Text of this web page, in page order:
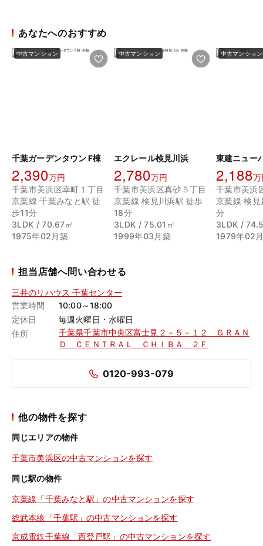
あなたへのおすすめ
中古マンション
千葉ガーデンタウン F棟
2,390万円
千葉市美浜区幸町１丁目
京葉線 千葉みなと駅 徒
歩11分
3LDK / 70.67㎡
1975年02月築
中古マンション
エクレール検見川浜
2,780万円
千葉市美浜区真砂５丁目
京葉線 検見川浜駅 徒歩
18分
3LDK / 75.01㎡
1999年03月築
中古マンション
2,188万
千葉市美浜
京葉線 検
分
3LDK /
1979年02
担当店舗へ問い合わせる
三井のリハウス 千葉センター
営業時間
10:00～18:00
定休日
毎週火曜日・水曜日
住所
千葉県千葉市中央区富士見２－５－１２ ＧＲＡＮ
Ｄ ＣＥＮＴＲＡＬ ＣＨＩＢＡ ２Ｆ
0120-993-079
他の物件を探す
同じエリアの物件
千葉市美浜区の中古マンションを探す
同じ駅の物件
京葉線「千葉みなと駅」の中古マンションを探す
総武本線「千葉駅」の中古マンションを探す
京成電鉄千葉線「西登戸駅」の中古マンションを探す